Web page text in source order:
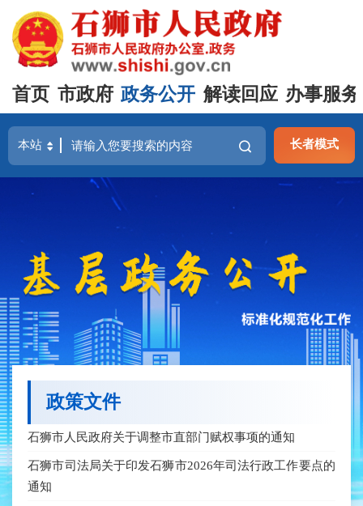
首页 市政府 政务公开 解读回应 办事服务
长者模式
政策文件
石狮市人民政府关于调整市直部门赋权事项的通知
石狮市司法局关于印发石狮市2026年司法行政工作要点的
通知